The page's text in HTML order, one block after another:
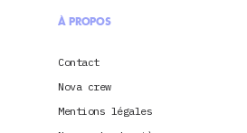
À PROPOS
Contact
Nova crew
Mentions légales